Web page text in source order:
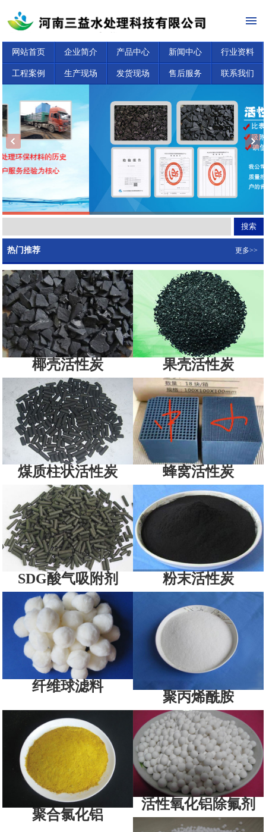
网站首页 企业简介 产品中心 新闻中心 行业资料
工程案例 生产现场 发货现场 售后服务 联系我们
热门推荐 更多>>
椰壳活性炭 果壳活性炭
煤质柱状活性炭 蜂窝活性炭
SDG酸气吸附剂 粉末活性炭
纤维球滤料
聚丙烯酰胺
聚合氯化铝
活性氧化铝除氟剂